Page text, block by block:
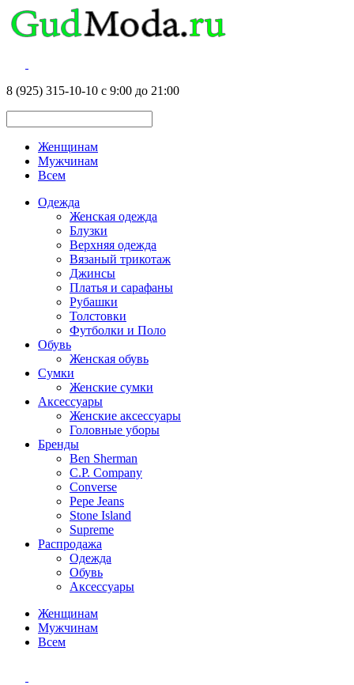
8 (925) 315-10-10 с 9:00 до 21:00
Женщинам
Мужчинам
Всем
Одежда
Женская одежда
Блузки
Верхняя одежда
Вязаный трикотаж
Джинсы
Платья и сарафаны
Рубашки
Толстовки
Футболки и Поло
Обувь
Женская обувь
Сумки
Женские сумки
Аксессуары
Женские аксессуары
Головные уборы
Бренды
Ben Sherman
C.P. Company
Converse
Pepe Jeans
Stone Island
Supreme
Распродажа
Одежда
Обувь
Аксессуары
Женщинам
Мужчинам
Всем